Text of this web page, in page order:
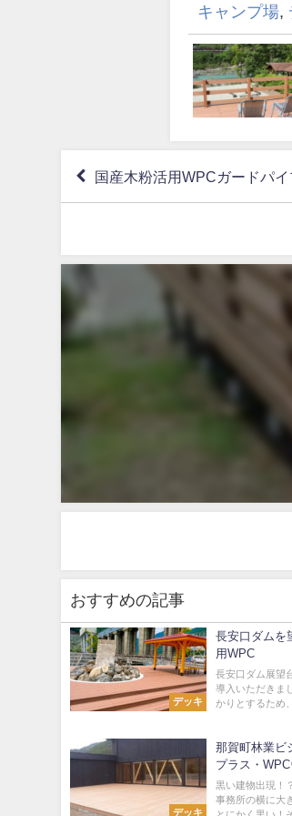
キャンプ場,
国産木粉活用WPCガードパ
おすすめの記事
デッキ
長安口ダム
用WPC
長安口ダム展望
導入いただきま
かりとするため
デッキ
那賀町林業ビ
プラス・
ました
黒い建物出現！
事務所の横に大
とにかく黒い！